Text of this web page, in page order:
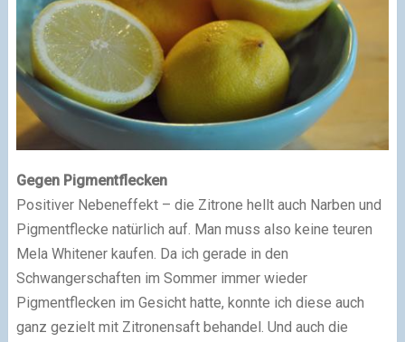
Gegen Pigmentflecken
Positiver Nebeneffekt – die Zitrone hellt auch Narben und
Pigmentflecke natürlich auf. Man muss also keine teuren
Mela Whitener kaufen. Da ich gerade in den
Schwangerschaften im Sommer immer wieder
Pigmentflecken im Gesicht hatte, konnte ich diese auch
ganz gezielt mit Zitronensaft behandel. Und auch die